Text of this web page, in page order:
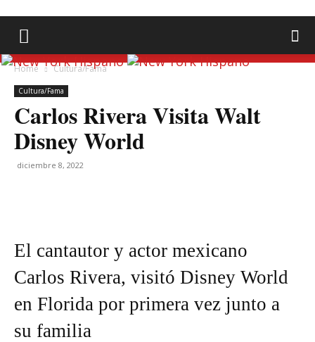
Home Cultura/Fama
Cultura/Fama
Carlos Rivera Visita Walt
Disney World
diciembre 8, 2022
El cantautor y actor mexicano
Carlos Rivera, visitó Disney World
en Florida por primera vez junto a
su familia